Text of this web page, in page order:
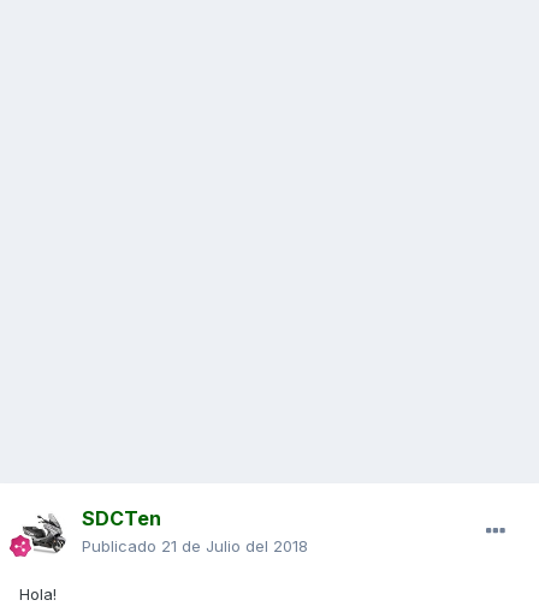
SDCTen
Publicado 21 de Julio del 2018
Hola!